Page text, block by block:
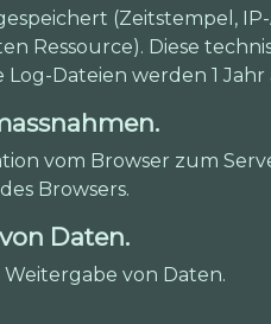
(Zeitstempel,
Ressource). Diese
Log-Dateien werden 1
vom Browser zum
Browsers.
Daten.
von Daten.